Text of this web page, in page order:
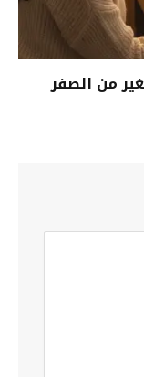
من الصفر